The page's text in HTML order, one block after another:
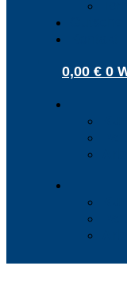
0,00 € 0